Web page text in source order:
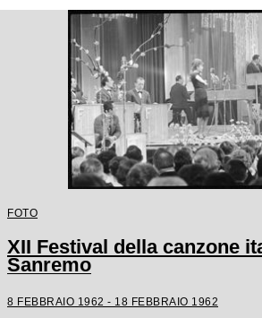
FOTO
XII Festival della canzone
Sanremo
8 FEBBRAIO 1962 - 18 FEBBRAIO 1962